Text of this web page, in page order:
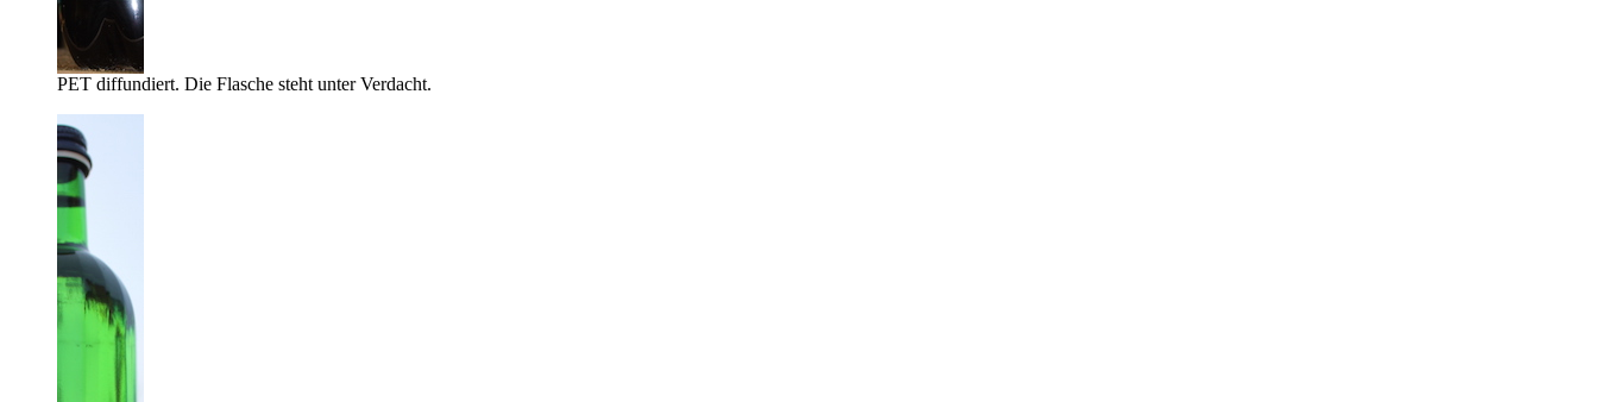
PET diffundiert. Die Flasche steht unter Verdacht.